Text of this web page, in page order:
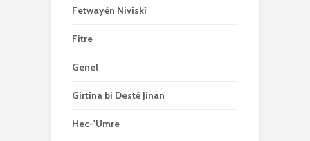
Fetwayên Nivîskî
Fitre
Genel
Girtina bi Destê Jinan
Hec-'Umre